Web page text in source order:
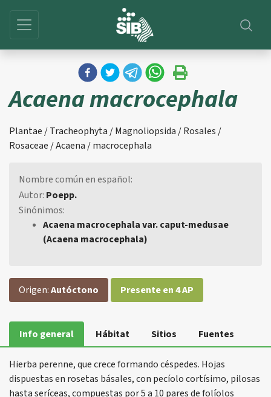
Acaena macrocephala
Plantae / Tracheophyta / Magnoliopsida / Rosales /
Rosaceae / Acaena / macrocephala
Nombre común en español:
Autor: Poepp.
Sinónimos:
Acaena macrocephala var. caput-medusae
(Acaena macrocephala)
Origen:Autóctono Presente en 4 AP
Info general Hábitat Sitios Fuentes
Hierba perenne, que crece formando céspedes. Hojas
dispuestas en rosetas básales, con pecíolo cortísimo, pilosas
hasta seríceas, compuestas por 5 a 10 pares de folíolos